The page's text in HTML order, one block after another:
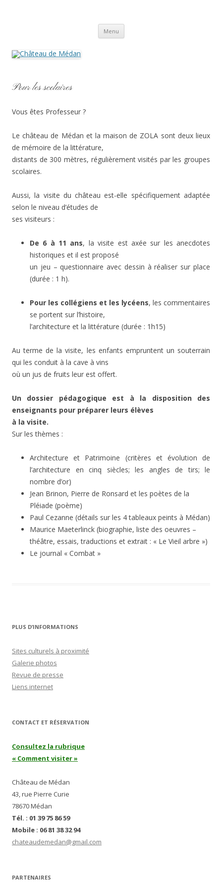
Menu
Pour les scolaires
Vous êtes Professeur ?
Le château de Médan et la maison de ZOLA sont deux lieux
de mémoire de la littérature,
distants de 300 mètres, régulièrement visités par les groupes
scolaires.
Aussi, la visite du château est-elle spécifiquement adaptée
selon le niveau d’études de
ses visiteurs :
De 6 à 11 ans, la visite est axée sur les anecdotes
historiques et il est proposé
un jeu – questionnaire avec dessin à réaliser sur place
(durée : 1 h).
Pour les collégiens et les lycéens, les commentaires
se portent sur l’histoire,
l’architecture et la littérature (durée : 1h15)
Au terme de la visite, les enfants empruntent un souterrain
qui les conduit à la cave à vins
où un jus de fruits leur est offert.
Un dossier pédagogique est à la disposition des
enseignants pour préparer leurs élèves
à la visite.
Sur les thèmes :
Architecture et Patrimoine (critères et évolution de
l’architecture en cinq siècles; les angles de tirs; le
nombre d’or)
Jean Brinon, Pierre de Ronsard et les poètes de la
Pléiade (poème)
Paul Cezanne (détails sur les 4 tableaux peints à Médan)
Maurice Maeterlinck (biographie, liste des oeuvres –
théâtre, essais, traductions et extrait : « Le Vieil arbre »)
Le journal « Combat »
PLUS D’INFORMATIONS
Sites culturels à proximité
Galerie photos
Revue de presse
Liens internet
CONTACT ET RÉSERVATION
Consultez la rubrique
« Comment visiter »
Château de Médan
43, rue Pierre Curie
78670 Médan
Tél. : 01 39 75 86 59
Mobile : 06 81 38 32 94
chateaudemedan@gmail.com
PARTENAIRES